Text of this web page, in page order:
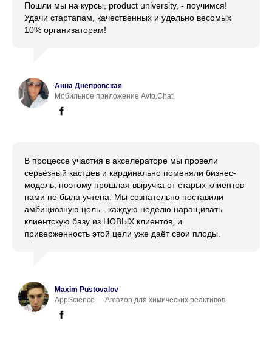
Пошли мы на курсы, product university, - поучимся!
Удачи стартапам, качественных и удельно весомых
10% организаторам!
Анна Днепровская
Мобильное приложение Avto.Chat
В процессе участия в акселераторе мы провели
серьёзный кастдев и кардинально поменяли бизнес-
модель, поэтому прошлая выручка от старых клиентов
нами не была учтена. Мы сознательно поставили
амбициозную цель - каждую неделю наращивать
клиентскую базу из НОВЫХ клиентов, и
приверженность этой цели уже даёт свои плоды.
Maxim Pustovalov
AppScience — Amazon для химических реактивов